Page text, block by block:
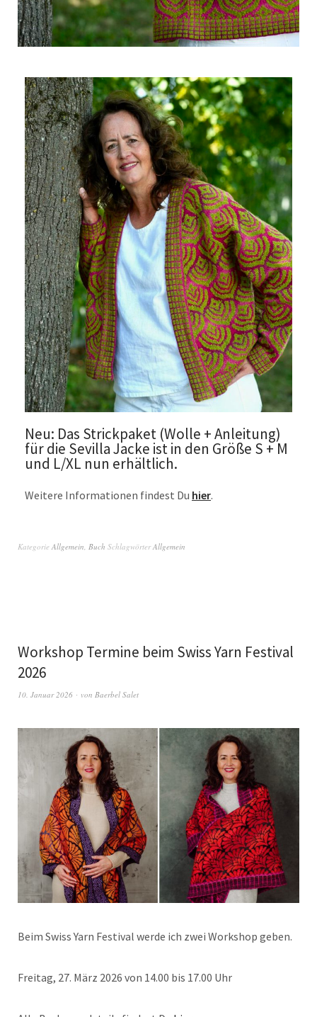
Neu: Das Strickpaket (Wolle + Anleitung)
für die Sevilla Jacke ist in den Größe S + M
und L/XL nun erhältlich.
Weitere Informationen findest Du hier.
Kategorie Allgemein Buch SchlagwörterAllgemein
Workshop Termine beim Swiss Yarn Festival
2026
10. Januar 2026 von Baerbel Salet
Beim Swiss Yarn Festival werde ich zwei Workshop geben.
Freitag, 27. März 2026 von 14.00 bis 17.00 Uhr